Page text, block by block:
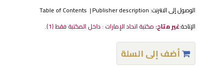
الوصول إلى الانترنت: Publisher description
Table of Contents
الإتاحة:غير متاح: مكتبة اتحاد الإمارات : داخل المكتبة فقط(1).
أضف إلى السلة